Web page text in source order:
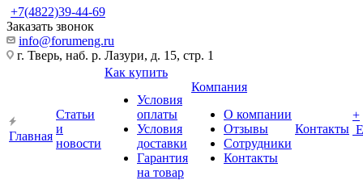
+7(4822)39-44-69
Заказать звонок
info@forumeng.ru
г. Тверь, наб. р. Лазури, д. 15, стр. 1
Главная
Статьи
и
новости
Как купить
Условия
оплаты
Условия
доставки
Гарантия
на товар
Компания
О компании
Отзывы
Сотрудники
Контакты
Контакты
+